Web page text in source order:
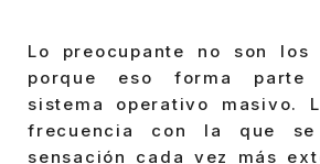
Lo preocupante no son
porque eso forma parte
sistema operativo masivo.
frecuencia con la que
sensación cada vez más